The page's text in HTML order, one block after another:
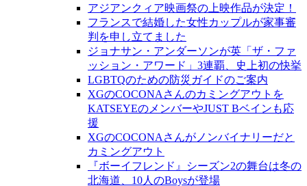
アジアンクィア映画祭の上映作品が決定！
フランスで結婚した女性カップルが家事審
判を申し立てました
ジョナサン・アンダーソンが英「ザ・ファ
ッション・アワード」3連覇、史上初の快挙
LGBTQのための防災ガイドのご案内
XGのCOCONAさんのカミングアウトを
KATSEYEのメンバーやJUST Bベインも応
援
XGのCOCONAさんがノンバイナリーだと
カミングアウト
『ボーイフレンド』シーズン2の舞台は冬の
北海道、10人のBoysが登場